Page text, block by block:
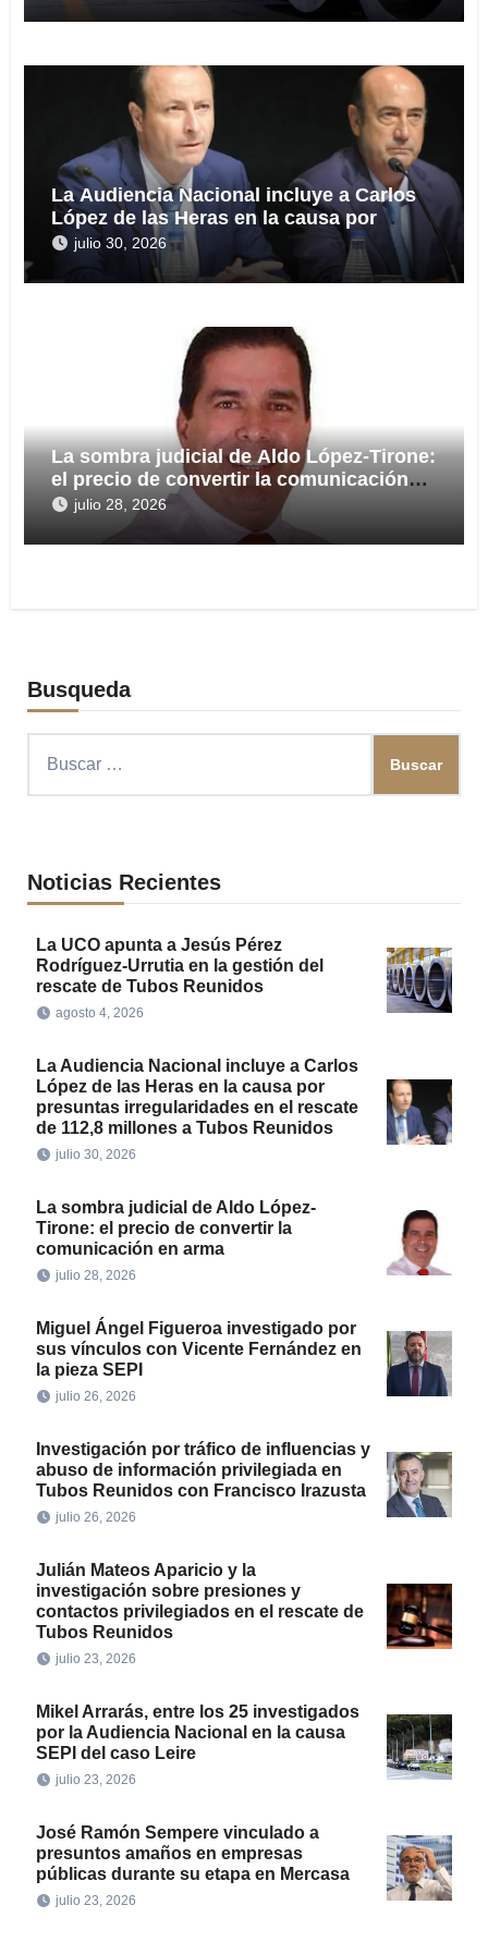
La Audiencia Nacional incluye a Carlos
López de las Heras en la causa por
presuntas irregularidades en el rescate
de 112,8 millones a Tubos Reunidos
julio 30, 2026
La sombra judicial de Aldo López-Tirone:
el precio de convertir la comunicación
en arma
julio 28, 2026
Busqueda
Noticias Recientes
La UCO apunta a Jesús Pérez
Rodríguez-Urrutia en la gestión del
rescate de Tubos Reunidos
agosto 4, 2026
La Audiencia Nacional incluye a Carlos
López de las Heras en la causa por
presuntas irregularidades en el rescate
de 112,8 millones a Tubos Reunidos
julio 30, 2026
La sombra judicial de Aldo López-
Tirone: el precio de convertir la
comunicación en arma
julio 28, 2026
Miguel Ángel Figueroa investigado por
sus vínculos con Vicente Fernández en
la pieza SEPI
julio 26, 2026
Investigación por tráfico de influencias y
abuso de información privilegiada en
Tubos Reunidos con Francisco Irazusta
julio 26, 2026
Julián Mateos Aparicio y la
investigación sobre presiones y
contactos privilegiados en el rescate de
Tubos Reunidos
julio 23, 2026
Mikel Arrarás, entre los 25 investigados
por la Audiencia Nacional en la causa
SEPI del caso Leire
julio 23, 2026
José Ramón Sempere vinculado a
presuntos amaños en empresas
públicas durante su etapa en Mercasa
julio 23, 2026